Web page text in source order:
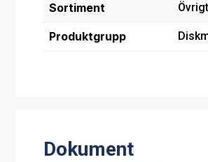
Sortiment
Produktgrupp
Dokument